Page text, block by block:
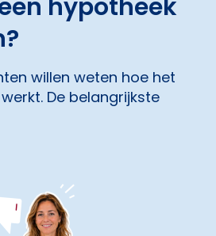
hypotheek
willen weten hoe het
De belangrijkste